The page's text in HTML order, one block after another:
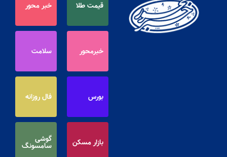
قیمت طلا خبر محور
خبرمحور سلامت
بورس فال روزانه
بازار مسکن گوشی
سامسونگ